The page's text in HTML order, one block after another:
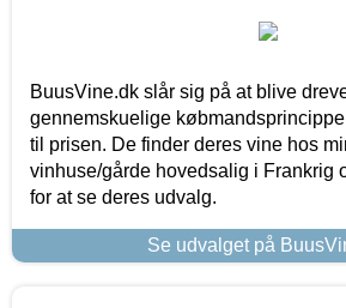
BuusVine.dk slår sig på at blive
gennemskuelige
til prisen. De finder deres vine hos
vinhuse/gårde hovedsalig i Frankrig
for at se deres udvalg.
Se udvalget på